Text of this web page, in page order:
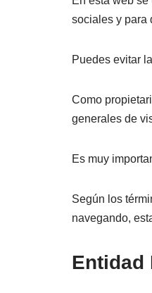
sociales y para
Puedes evitar
Como
generales de
Es muy
Según los
navegando,
Entidad